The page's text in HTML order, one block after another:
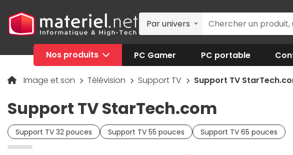
Par univers
Nos produits PC Gamer PC portable
Image et son Télévision Support TV Support TV
Support TV StarTech.com
Support TV 32 pouces Support TV 55 pouces Support TV 65 pouces